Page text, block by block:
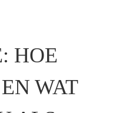
HOE
WAT